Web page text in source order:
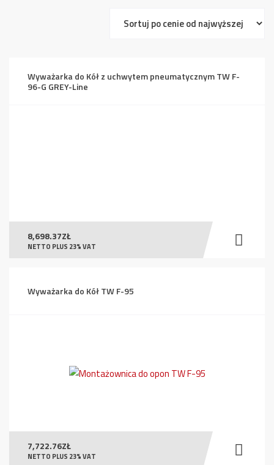
ceny:
niskiej
Wyważarka do Kół z uchwytem pneumatycznym TW F-
96-G GREY-Line
8,698.37ZŁ
NETTO PLUS 23% VAT
Wyważarka do Kół TW F-95
7,722.76ZŁ
NETTO PLUS 23% VAT